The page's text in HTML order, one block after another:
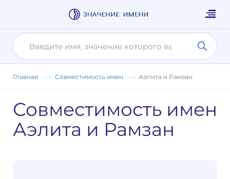
Главная Совместимость имен Аэлита и Рамзан
Совместимость имен
Аэлита и Рамзан